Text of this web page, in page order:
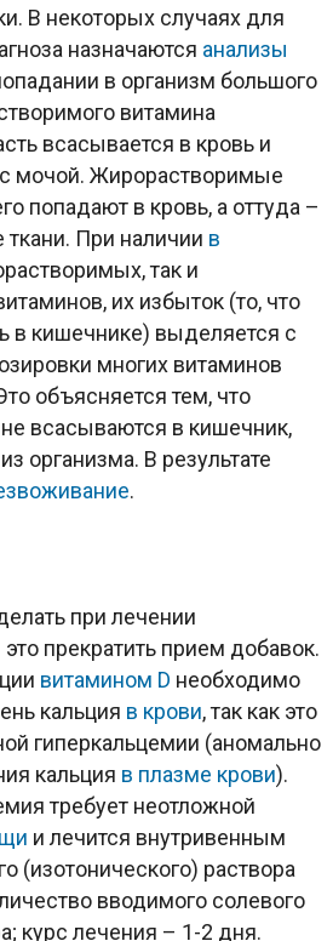
В некоторых случаях для
назначаются анализы
в организм большого
витамина
всасывается в кровь и
мочой. Жирорастворимые
попадают в кровь, а оттуда –
При наличии в
так и
их избыток (то, что
в кишечнике) выделяется с
многих витаминов
объясняется тем, что
всасываются в кишечник,
организма. В результате
.
при лечении
прекратить прием добавок.
витамином D необходимо
кальция в крови, так как это
гиперкальцемии (аномально
кальция в плазме крови).
требует неотложной
и лечится внутривенным
(изотонического) раствора
вводимого солевого
курс лечения – 1-2 дня.